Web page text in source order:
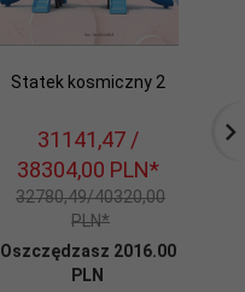
Statek kosmiczny 2
31141,47 /
38304,00 PLN*
32780,49/40320,00
PLN*
Oszczędzasz 2016.00
PLN